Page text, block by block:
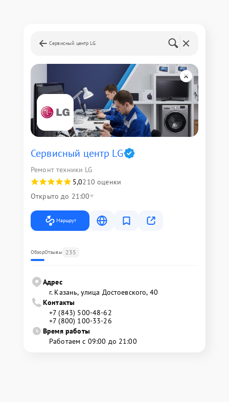
Сервисный центр LG
Сервисный центр LG
Ремонт техники LG
5,0210 оценки
Открыто до 21:00
Маршрут
ОбзорОтзывы 235
Адрес
г. Казань, улица Достоевского, 40
Контакты
+7 (843) 500-48-62
+7 (800) 100-33-26
Время работы
Работаем с 09:00 до 21:00